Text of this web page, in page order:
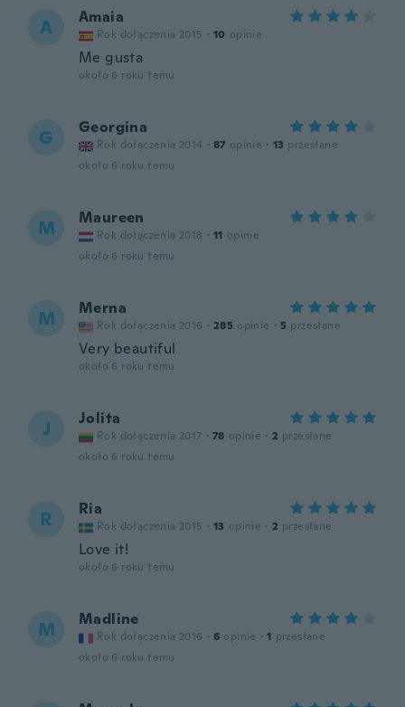
A Amaia
Rok dołączenia 2015 · 10 opinie
Me gusta
około 6 roku temu
G Georgina
Rok dołączenia 2014 · 87 opinie · 13 przesłane
około 6 roku temu
M Maureen
Rok dołączenia 2018 · 11 opinie
około 6 roku temu
M Merna
Rok dołączenia 2016 · 285 opinie · 5 przesłane
Very beautiful
około 6 roku temu
J Jolita
Rok dołączenia 2017 · 78 opinie · 2 przesłane
około 6 roku temu
R Ria
Rok dołączenia 2015 · 13 opinie · 2 przesłane
Love it!
około 6 roku temu
M Madline
Rok dołączenia 2016 · 6 opinie · 1 przesłane
około 6 roku temu